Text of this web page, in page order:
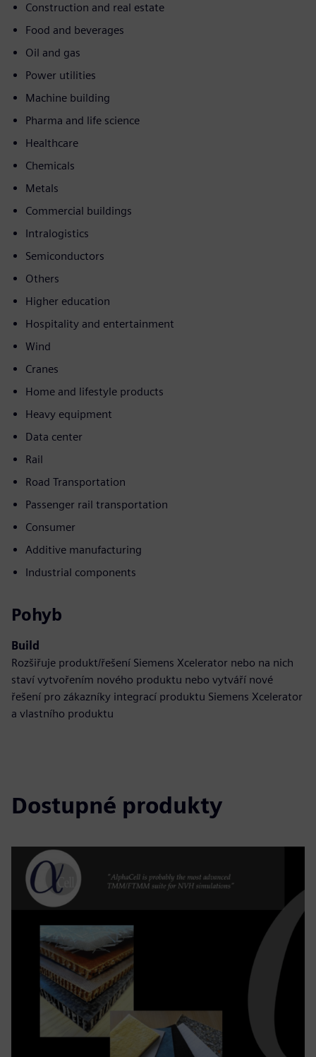
Construction and real estate
Food and beverages
Oil and gas
Power utilities
Machine building
Pharma and life science
Healthcare
Chemicals
Metals
Commercial buildings
Intralogistics
Semiconductors
Others
Higher education
Hospitality and entertainment
Wind
Cranes
Home and lifestyle products
Heavy equipment
Data center
Rail
Road Transportation
Passenger rail transportation
Consumer
Additive manufacturing
Industrial components
Pohyb
Build
Rozšiřuje produkt/řešení Siemens Xcelerator nebo na nich
staví vytvořením nového produktu nebo vytváří nové
řešení pro zákazníky integrací produktu Siemens Xcelerator
a vlastního produktu
Dostupné produkty